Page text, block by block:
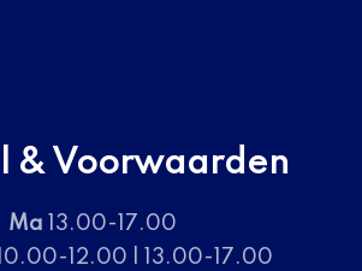
& Voorwaarden
Ma 13.00-17.00
10.00-12.00 | 13.00-17.00